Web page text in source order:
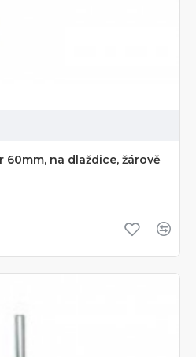
60mm, na dlaždice, žárově